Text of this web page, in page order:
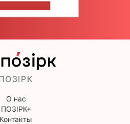
О нас
ПОЗІРК+
Контакты